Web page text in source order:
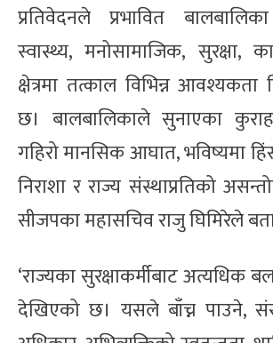
प्रतिवेदनले प्रभावित
स्वास्थ्य, मनोसामाजिक, सुरक्षा,
क्षेत्रमा तत्काल विभिन्न
छ। बालबालिकाले सुनाएका
गहिरो मानसिक आघात, भविष्यमा
निराशा र राज्य संस्थाप्रतिको
सीजपका महासचिव राजु घिमिरेले
‘राज्यका सुरक्षाकर्मीबाट अत्यधिक
देखिएको छ। यसले बाँच्न पाउने,